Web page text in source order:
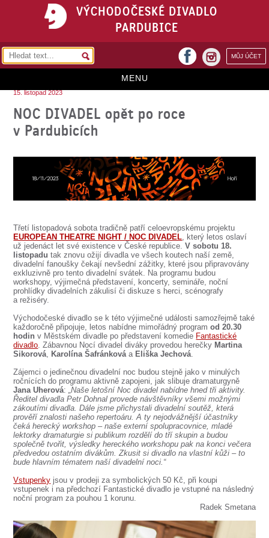
VÝCHODOČESKÉ DIVADLO
PARDUBICE
MŮJ ÚČET
facebook
MENU
VSTUPENKY
PŘEDPLATNÉ
O DIVADLE
SOUBOR
DÁLE NABÍZÍME
15. listopad 2023
NOC DIVADEL opět po roce
v Pardubicích
Třetí listopadová sobota tradičně patří celoevropskému projektu
EUROPEAN THEATRE NIGHT / NOC DIVADEL, který letos oslaví
už jedenáct let své existence v České republice.V sobotu 18.
listopadu tak znovu ožijí divadla ve všech koutech naší země,
divadelní fanoušky čekají nevšední zážitky, které jsou připravovány
exkluzivně pro tento divadelní svátek. Na programu budou
workshopy, výjimečná představení, koncerty, semináře, noční
prohlídky divadelních zákulisí či diskuze s herci, scénografy
a režiséry.
Východočeské divadlo se k této výjimečné události samozřejmě také
každoročně připojuje, letos nabídne mimořádný programod 20.30
hodin v Městském divadle po představení komedie Fantastické
divadlo. Zábavnou Nocí divadel diváky provedou herečky Martina
Sikorová, Karolína Šafránkováa Eliška Jechová.
Zájemci o jedinečnou divadelní noc budou stejně jako v minulých
ročnících do programu aktivně zapojeni, jak slibuje dramaturgyně
Jana Uherová:„Naše letošní Noc divadel nabídne hned tři aktivity.
Ředitel divadla Petr Dohnal provede návštěvníky všemi možnými
zákoutími divadla. Dále jsme přichystali divadelní soutěž, která
prověří znalosti našeho repertoáru. A ty nejodvážnější účastníky
čeká herecký workshop – naše externí spolupracovnice, mladé
lektorky dramaturgie si publikum rozdělí do tří skupin a budou
společně tvořit, výsledky hereckého workshopu pak na konci večera
předvedou ostatním divákům. Zkusit si divadlo na vlastní kůži – to
bude hlavním tématem naší divadelní noci.“
Vstupenky jsou v prodeji za symbolických 50 Kč, při koupi
vstupenek i na předchozí Fantastické divadlo je vstupné na následný
noční program za pouhou 1 korunu.
Radek Smetana